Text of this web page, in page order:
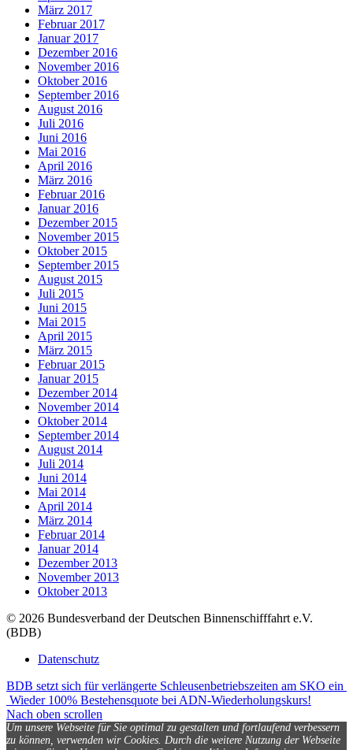
März 2017
Februar 2017
Januar 2017
Dezember 2016
November 2016
Oktober 2016
September 2016
August 2016
Juli 2016
Juni 2016
Mai 2016
April 2016
März 2016
Februar 2016
Januar 2016
Dezember 2015
November 2015
Oktober 2015
September 2015
August 2015
Juli 2015
Juni 2015
Mai 2015
April 2015
März 2015
Februar 2015
Januar 2015
Dezember 2014
November 2014
Oktober 2014
September 2014
August 2014
Juli 2014
Juni 2014
Mai 2014
April 2014
März 2014
Februar 2014
Januar 2014
Dezember 2013
November 2013
Oktober 2013
© 2026 Bundesverband der Deutschen Binnenschifffahrt e.V.
(BDB)
Datenschutz
BDB setzt sich für verlängerte Schleusenbetriebszeiten am SKO ein
Wieder 100% Bestehensquote bei ADN-Wiederholungskurs!
Nach oben scrollen
Um unsere Webseite für Sie optimal zu gestalten und fortlaufend verbessern
zu können, verwenden wir Cookies. Durch die weitere Nutzung der Webseite